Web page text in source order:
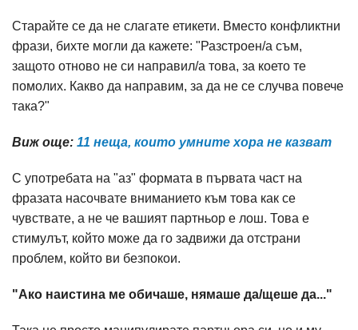
Старайте се да не слагате етикети. Вместо конфликтни
фрази, бихте могли да кажете: "Разстроен/а съм,
защото отново не си направил/а това, за което те
помолих. Какво да направим, за да не се случва повече
така?"
Виж още: 11 неща, които умните хора не казват
С употребата на "аз" формата в първата част на
фразата насочвате вниманието към това как се
чувствате, а не че вашият партньор е лош. Това е
стимулът, който може да го задвижи да отстрани
проблем, който ви безпокои.
"Ако наистина ме обичаше, нямаше да/щеше да..."